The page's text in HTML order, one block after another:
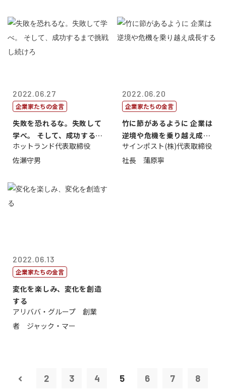
2022.06.27
企業家たちの金言
失敗を恐れるな。失敗して
学べ。 そして、成功するま
で挑戦し続...
ホットランド代表取締役
佐瀬守男
2022.06.20
企業家たちの金言
竹に節があるように 企業は
逆境や危機を乗り越え成長
する
サインポスト(株)代表取締役
社長 蒲原寧
2022.06.13
企業家たちの金言
変化を楽しみ、変化を創造
する
アリババ・グループ 創業
者 ジャック・マー
2 3 4 5 6 7 8